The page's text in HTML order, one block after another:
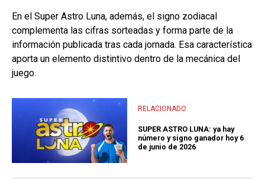
En el Super Astro Luna, además, el signo zodiacal
complementa las cifras sorteadas y forma parte de la
información publicada tras cada jornada. Esa característica
aporta un elemento distintivo dentro de la mecánica del
juego.
RELACIONADO
SUPER ASTRO LUNA: ya hay
número y signo ganador hoy 6
de junio de 2026